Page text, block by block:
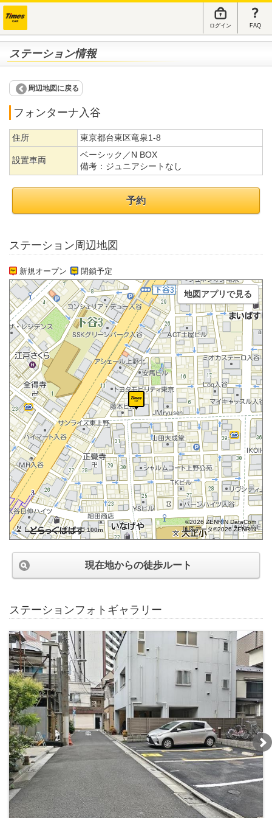
ログイン FAQ
ステーション情報
周辺地図に戻る
フォンターナ入谷
住所 東京都台東区竜泉1-8
設置車両
ベーシック／N BOX
備考： ジュニアシートなし
予約
ステーション周辺地図
新規オープン 閉鎖予定
100m
©2026 ZENRIN DataCom
地図データ©2026 ZENRIN
地図アプリで見る
現在地からの徒歩ルート
ステーションフォトギャラリー